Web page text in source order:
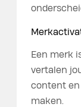
Een merk
vertalen
content en
maken.